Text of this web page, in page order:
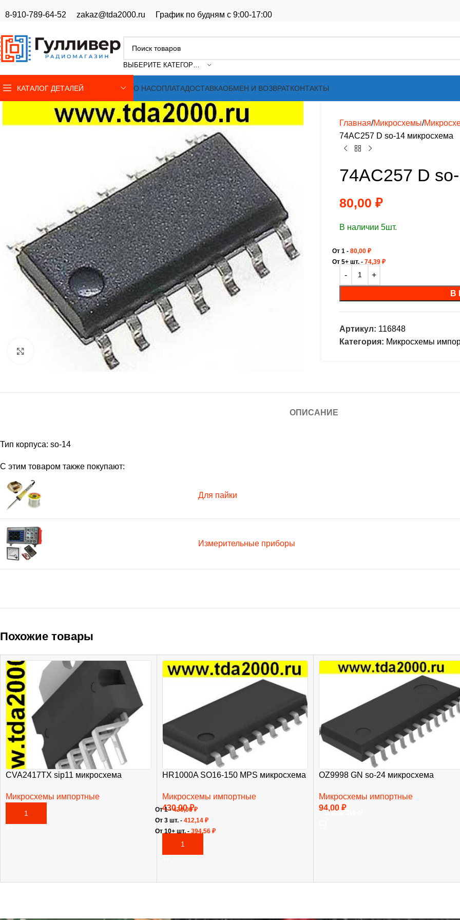
8-910-789-64-52 zakaz@tda2000.ru График по будням с 9:00-17:00
ВЫБЕРИТЕ КАТЕГОРИЮ
КАТАЛОГ ДЕТАЛЕЙ О НАСОПЛАТАДОСТАВКАОБМЕН И ВОЗВРАТКОНТАКТЫ
Нажмите, чтобы увеличить
Главная Микросхемы
74AC257 D so-14 микросхема
74AC257 D
80,00 ₽
В наличии 5шт.
От 1 - 80,00 ₽
От 5+ шт. - 74,39 ₽
В
Артикул: 116848
Категория: Микросхемы
ОПИСАНИЕ
Тип корпуса: so-14
С этим товаром также покупают:
Для пайки
Измерительные приборы
Похожие товары
CVA2417TX sip11 микросхема
Микросхемы импортные
В КОРЗИНУ
HR1000A SO16-150 MPS микросхема
Микросхемы импортные
430,00₽
В КОРЗИНУ
От 1 -430,00₽
От 3 шт. - 412,14 ₽
От 10+ шт. - 394,56 ₽
OZ9998 GN so-24 микросхема
Микросхемы импортные
94,00 ₽
В КОРЗИНУ